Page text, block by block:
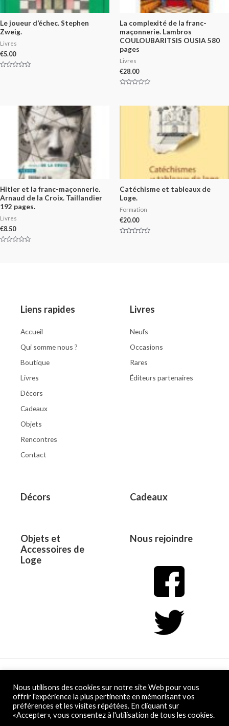
Le joueur d’échec. Stephen
Zweig.
Livres
€5.00
La complexité de la franc-
maçonnerie. Lambros
COULOUBARITSIS OUSIA 580
pages
Livres
€28.00
of
Hitler et la franc-maçonnerie.
Arnaud de la Croix. Taillandier
192 pages.
Livres
€8.50
Catéchisme et tableaux de
Loge.
Formation
€20.00
Liens rapides
Accueil
Qui somme nous ?
Boutique
Livres
Décors
Cadeaux
Objets
Rencontres
Contact
Livres
Neufs
Occasions
Rares
Éditeurs partenaires
Décors Cadeaux
Objets et
Accessoires de
Loge
Nous rejoindre
Copyright © 2026 L&D
Powered by L&D
Nous utilisons des cookies sur notre site Web pour vous
offrir l'expérience la plus pertinente en mémorisant vos
préférences et les visites répétées. En cliquant sur
«Accepter», vous consentez à l'utilisation de tous les cookies.